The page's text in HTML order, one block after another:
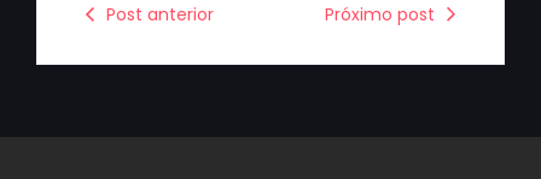
Post anterior Próximo post